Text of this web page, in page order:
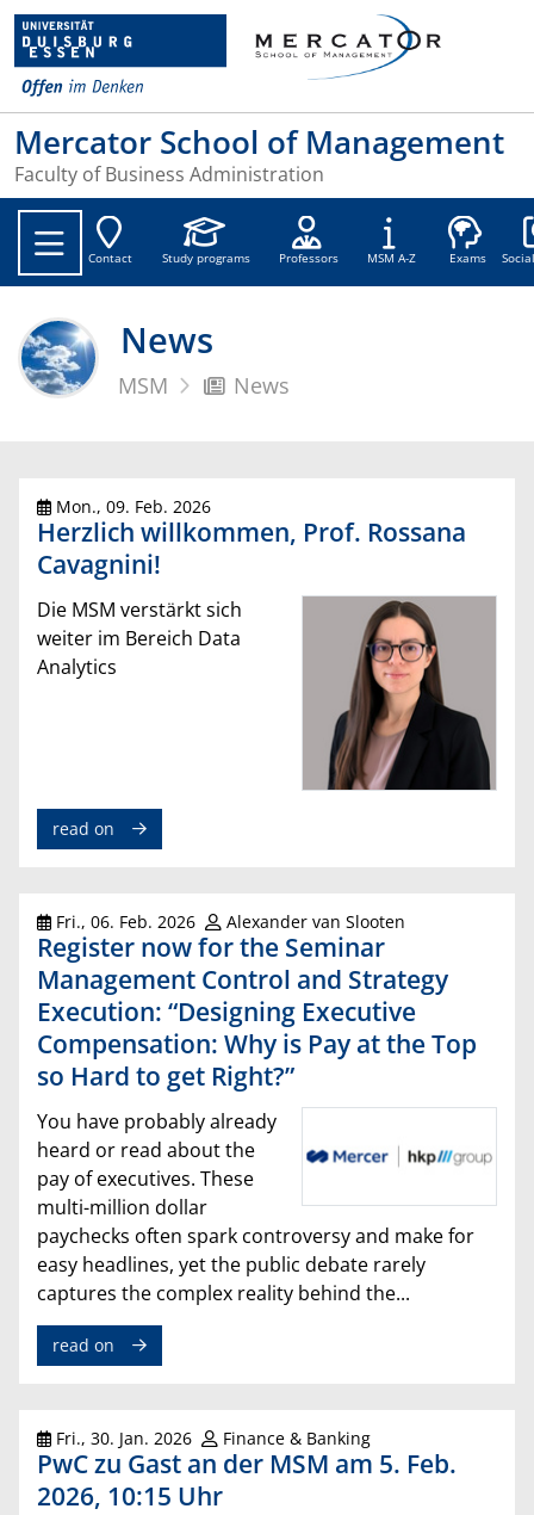
Mercator School of Management
Faculty of Business Administration
Contact Study programs Professors MSM A-Z Exams
News
MSM News
Mon., 09. Feb. 2026
Herzlich willkommen, Prof. Rossana
Cavagnini!
Die MSM verstärkt sich
weiter im Bereich Data
Analytics
read on
Fri., 06. Feb. 2026 Alexander van Slooten
Register now for the Seminar
Management Control and Strategy
Execution: “Designing Executive
Compensation: Why is Pay at the Top
so Hard to get Right?”
You have probably already
heard or read about the
pay of executives. These
multi-million dollar
paychecks often spark controversy and make for
easy headlines, yet the public debate rarely
captures the complex reality behind the...
read on
Fri., 30. Jan. 2026 Finance & Banking
PwC zu Gast an der MSM am 5. Feb.
2026, 10:15 Uhr